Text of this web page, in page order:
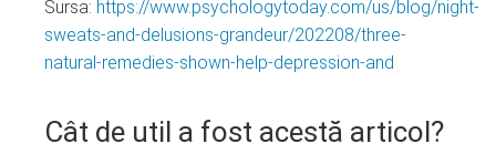
Sursa: https://www.psychologytoday.com/us/blog/night-
sweats-and-delusions-grandeur/202208/three-
natural-remedies-shown-help-depression-and
Cât de util a fost acestă articol?